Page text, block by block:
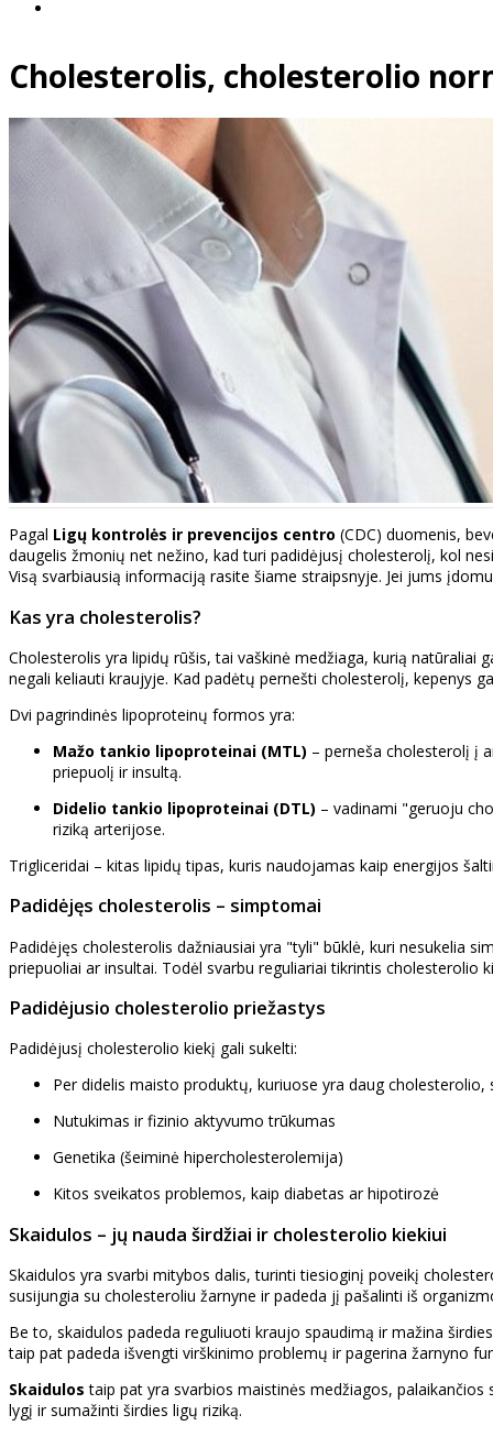
Cholesterolis, cholesterolio
Pagal Ligų kontrolės ir prevencijos centro (CDC) duomenis,
daugelis žmonių net nežino, kad turi padidėjusį cholesterolį, kol
Visą svarbiausią informaciją rasite šiame straipsnyje. Jei jums
Kas yra cholesterolis?
Cholesterolis yra lipidų rūšis, tai vaškinė medžiaga, kurią
negali keliauti kraujyje. Kad padėtų pernešti cholesterolį, kepenys
Dvi pagrindinės lipoproteinų formos yra:
Mažo tankio lipoproteinai (MTL) – perneša cholesterolį į
priepuolį ir insultą.
Didelio tankio lipoproteinai (DTL) – vadinami "geruoju
riziką arterijose.
Trigliceridai – kitas lipidų tipas, kuris naudojamas kaip energijos
Padidėjęs cholesterolis – simptomai
Padidėjęs cholesterolis dažniausiai yra "tyli" būklė, kuri nesukelia
priepuoliai ar insultai. Todėl svarbu reguliariai tikrintis cholesterolio
Padidėjusio cholesterolio priežastys
Padidėjusį cholesterolio kiekį gali sukelti:
Per didelis maisto produktų, kuriuose yra daug
Nutukimas ir fizinio aktyvumo trūkumas
Genetika (šeiminė hipercholesterolemija)
Kitos sveikatos problemos, kaip diabetas ar hipotirozė
Skaidulos – jų nauda širdžiai ir cholesterolio kiekiui
Skaidulos yra svarbi mitybos dalis, turinti tiesioginį poveikį
susijungia su cholesteroliu žarnyne ir padeda jį pašalinti iš
Be to, skaidulos padeda reguliuoti kraujo spaudimą ir mažina
taip pat padeda išvengti virškinimo problemų ir pagerina žarnyno
Skaidulos taip pat yra svarbios maistinės medžiagos,
lygį ir sumažinti širdies ligų riziką.